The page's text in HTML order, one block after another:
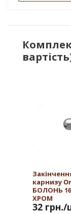
карнизу
БОЛОНЬ
ХРОМ
32 грн./